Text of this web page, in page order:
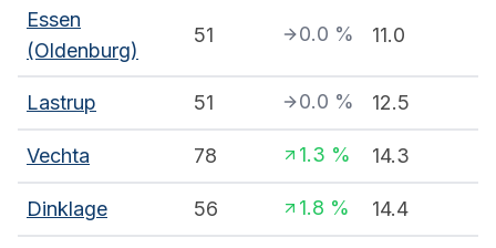
Essen
(Oldenburg)
51 0.0 % 11.0
Lastrup 51 0.0 % 12.5
Vechta 78 1.3 % 14.3
Dinklage 56 1.8 % 14.4